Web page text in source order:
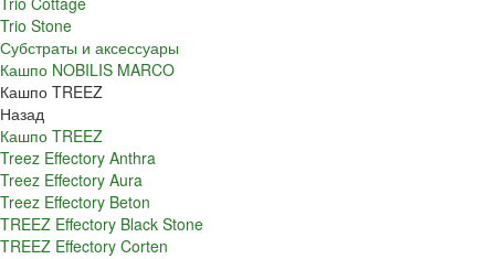
Trio Stone
Субстраты и аксессуары
Кашпо NOBILIS MARCO
Кашпо TREEZ
Назад
Кашпо TREEZ
Treez Effectory Anthra
Treez Effectory Aura
Treez Effectory Beton
TREEZ Effectory Black Stone
TREEZ Effectory Corten